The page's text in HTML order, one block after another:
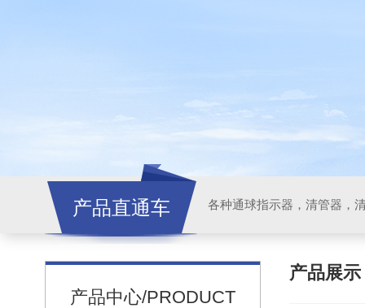
产品直通车 各种通球指示器，清管器，
产品中心/PRODUCT
产品展示